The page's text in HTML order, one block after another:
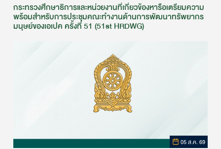
กระทรวงศึกษาธิการและหน่วยงานที่เกี่ยวข้องหารือเตรียมความ
พร้อมสำหรับการประชุมคณะทำงานด้านการพัฒนาทรัพยากร
มนุษย์ของเอเปค ครั้งที่ 51 (51st HRDWG)
05 ส.ค. 69